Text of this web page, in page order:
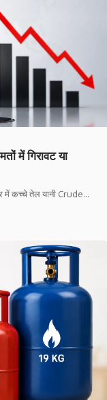
में गिरावट या
में कच्चे तेल यानी Crude…